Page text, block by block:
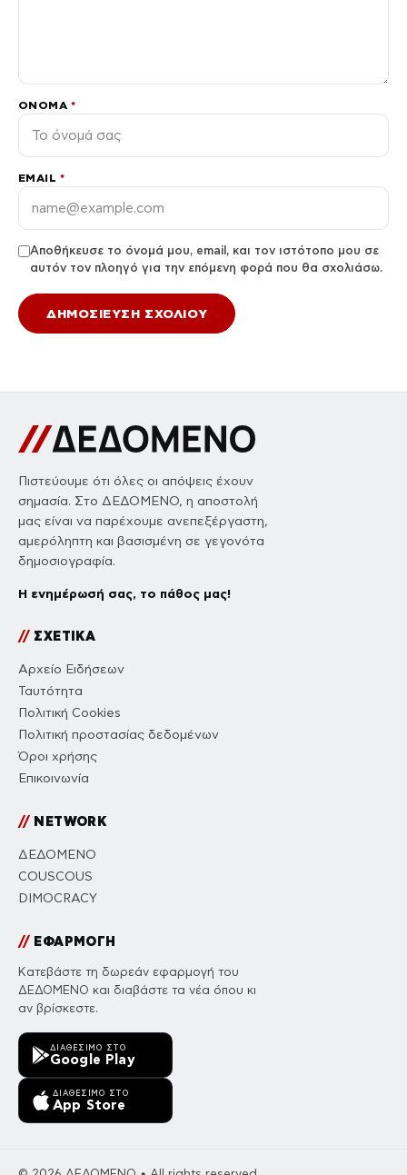
ΌΝΟΜΑ *
EMAIL *
Αποθήκευσε το όνομά μου, email, και τον ιστότοπο μου σε
αυτόν τον πλοηγό για την επόμενη φορά που θα σχολιάσω.
Πιστεύουμε ότι όλες οι απόψεις έχουν
σημασία. Στο ΔΕΔΟΜΕΝΟ, η αποστολή
μας είναι να παρέχουμε ανεπεξέργαστη,
αμερόληπτη και βασισμένη σε γεγονότα
δημοσιογραφία.
Η ενημέρωσή σας, το πάθος μας!
//ΣΧΕΤΙΚΑ
Αρχείο Ειδήσεων
Ταυτότητα
Πολιτική Cookies
Πολιτική προστασίας δεδομένων
Όροι χρήσης
Επικοινωνία
//NETWORK
ΔΕΔΟΜΕΝΟ
COUSCOUS
DIMOCRACY
//ΕΦΑΡΜΟΓΗ
Κατεβάστε τη δωρεάν εφαρμογή του
ΔΕΔΟΜΕΝΟ και διαβάστε τα νέα όπου κι
αν βρίσκεστε.
ΔΙΑΘΈΣΙΜΟ ΣΤΟ
Google Play
ΔΙΑΘΈΣΙΜΟ ΣΤΟ
App Store